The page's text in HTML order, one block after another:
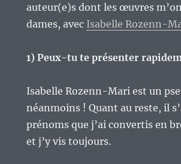
auteur(e)s dont les œuvres
dames, avec Isabelle Rozenn-
1) Peux-tu te présenter
Isabelle Rozenn-Mari est un
néanmoins ! Quant au reste, il
prénoms que j’ai convertis en
et j’y vis toujours.